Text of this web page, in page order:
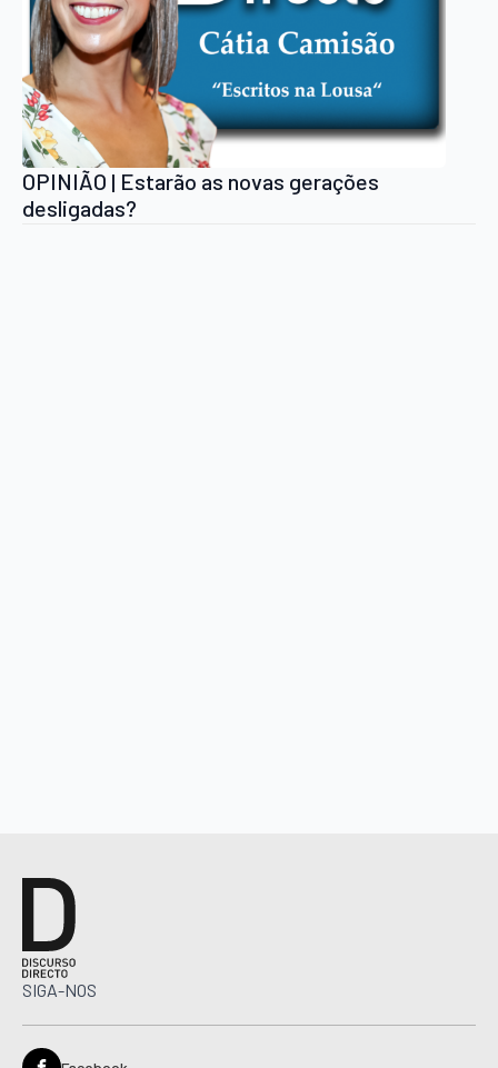
OPINIÃO | Estarão as novas gerações
desligadas?
SIGA-NOS